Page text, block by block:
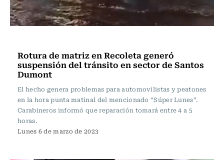
Rotura de matriz en Recoleta generó
suspensión del tránsito en sector de Santos
Dumont
El hecho genera problemas para automovilistas y peatones
en la hora punta matinal del mencionado “Súper Lunes”.
Carabineros informó que reparación tomará entre 4 a 5
horas.
Lunes 6 de marzo de 2023